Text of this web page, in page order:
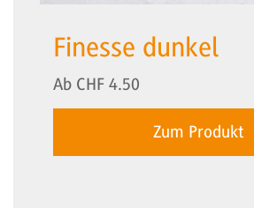
Finesse dunkel
Ab CHF 4.50
Zum Produkt